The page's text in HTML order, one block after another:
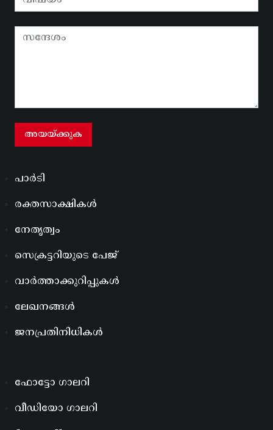
പാർടി
രക്തസാക്ഷികൾ
നേതൃത്വം
സെക്രട്ടറിയുടെ പേജ്
വാർത്താക്കുറിപ്പുകൾ
ലേഖനങ്ങൾ
ജനപ്രതിനിധികൾ
ഫോട്ടോ ഗാലറി
വീഡിയോ ഗാലറി